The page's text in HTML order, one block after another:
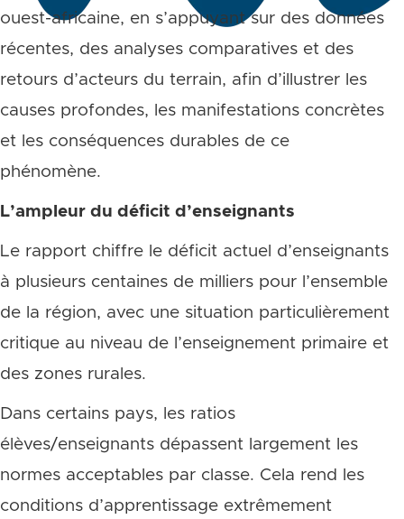
ouest-africaine, en s’appuyant sur des données
récentes, des analyses comparatives et des
retours d’acteurs du terrain, afin d’illustrer les
causes profondes, les manifestations concrètes
et les conséquences durables de ce
phénomène.
L’ampleur du déficit d’enseignants
Le rapport chiffre le déficit actuel d’enseignants
à plusieurs centaines de milliers pour l’ensemble
de la région, avec une situation particulièrement
critique au niveau de l’enseignement primaire et
des zones rurales.
Dans certains pays, les ratios
élèves/enseignants dépassent largement les
normes acceptables par classe. Cela rend les
conditions d’apprentissage extrêmement